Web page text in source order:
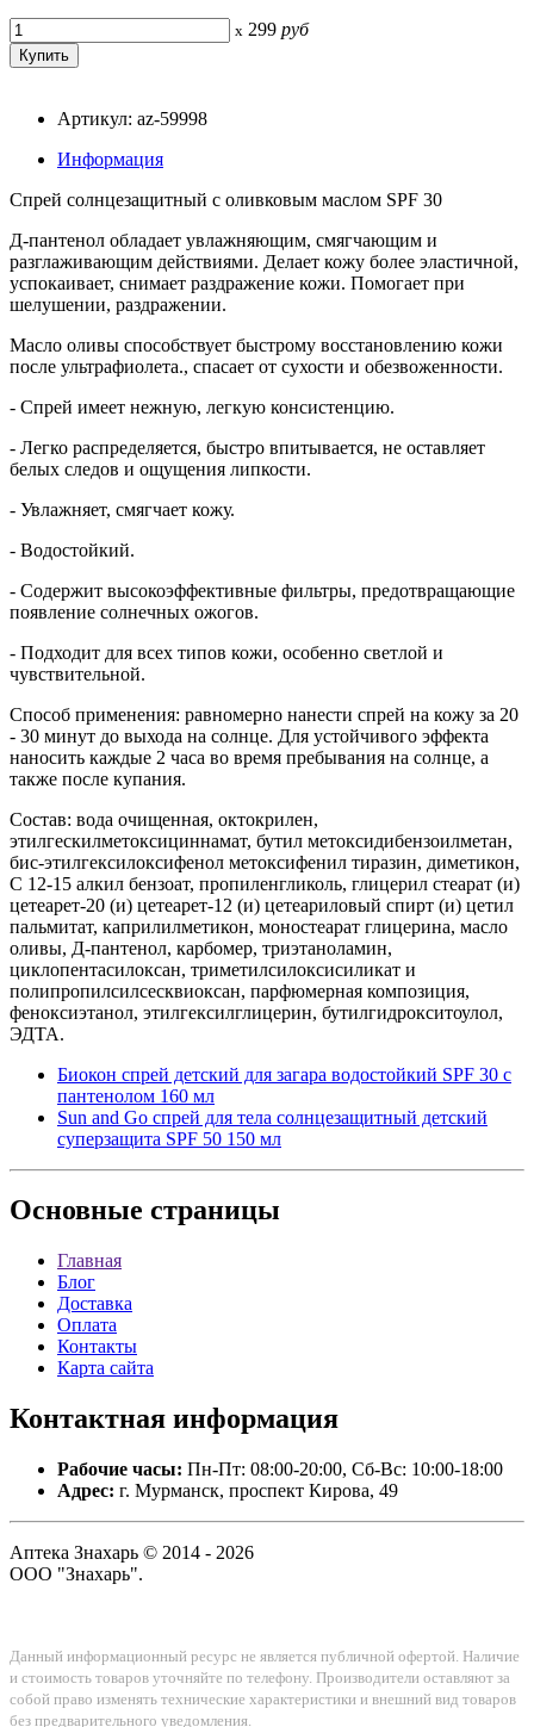
x 299 руб
Артикул: az-59998
Информация
Спрей солнцезащитный с оливковым маслом SPF 30
Д-пантенол обладает увлажняющим, смягчающим и
разглаживающим действиями. Делает кожу более эластичной,
успокаивает, снимает раздражение кожи. Помогает при
шелушении, раздражении.
Масло оливы способствует быстрому восстановлению кожи
после ультрафиолета., спасает от сухости и обезвоженности.
- Спрей имеет нежную, легкую консистенцию.
- Легко распределяется, быстро впитывается, не оставляет
белых следов и ощущения липкости.
- Увлажняет, смягчает кожу.
- Водостойкий.
- Содержит высокоэффективные фильтры, предотвращающие
появление солнечных ожогов.
- Подходит для всех типов кожи, особенно светлой и
чувствительной.
Способ применения: равномерно нанести спрей на кожу за 20
- 30 минут до выхода на солнце. Для устойчивого эффекта
наносить каждые 2 часа во время пребывания на солнце, а
также после купания.
Состав: вода очищенная, октокрилен,
этилгескилметоксициннамат, бутил метоксидибензоилметан,
бис-этилгексилоксифенол метоксифенил тиразин, диметикон,
С 12-15 алкил бензоат, пропиленгликоль, глицерил стеарат (и)
цетеарет-20 (и) цетеарет-12 (и) цетеариловый спирт (и) цетил
пальмитат, каприлилметикон, моностеарат глицерина, масло
оливы, Д-пантенол, карбомер, триэтаноламин,
циклопентасилоксан, триметилсилоксисиликат и
полипропилсилсесквиоксан, парфюмерная композиция,
феноксиэтанол, этилгексилглицерин, бутилгидрокситоулол,
ЭДТА.
Биокон спрей детский для загара водостойкий SPF 30 с
пантенолом 160 мл
Sun and Go спрей для тела солнцезащитный детский
суперзащита SPF 50 150 мл
Основные страницы
Главная
Блог
Доставка
Оплата
Контакты
Карта сайта
Контактная информация
Рабочие часы: Пн-Пт: 08:00-20:00, Сб-Вс: 10:00-18:00
Адрес: г. Мурманск, проспект Кирова, 49
Аптека Знахарь © 2014 - 2026
ООО "Знахарь".
Данный информационный ресурс не является публичной офертой. Наличие
и стоимость товаров уточняйте по телефону. Производители оставляют за
собой право изменять технические характеристики и внешний вид товаров
без предварительного уведомления.